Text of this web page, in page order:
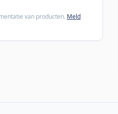
van producten. Meld